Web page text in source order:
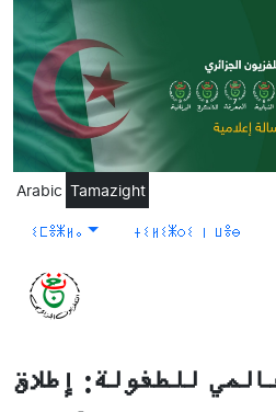
Skip to main content
Arabic Tamazight
ⵉⵎⴻⵥⵍⴰ ⵜⵉⵍⵉⵥⵔⵉ ⵏ ⵡⴻⴱ
للطفولة: إطلاق